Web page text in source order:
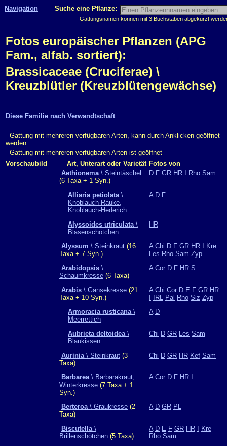
Navigation Suche eine Pflanze:
Gattungsnamen können mit 3 Buchstaben abgekürzt
Fotos europäischer Pflanzen (APG
Fam., alfab. sortiert):
Brassicaceae (Cruciferae) \
Kreuzblütler (Kreuzblütengewächse)
Diese Familie nach Verwandtschaft
Gattung mit mehreren verfügbaren Arten, kann durch Anklicken geöffnet
werden
Gattung mit mehreren verfügbaren Arten ist geöffnet
Vorschaubild
Art, Unterart oder Varietät Fotos von
Aethionema\ Steintäschel
(6 Taxa + 1 Syn.)
D F GR HR Rho Sam
Alliaria petiolata\
Knoblauch-Rauke,
Knoblauch-Hederich
A D F
Alyssoides utriculata\
Blasenschötchen
HR
Alyssum \ Steinkraut (16
Taxa + 7 Syn.)
A Chi D F GR HR
Kre
Les Rho Sam Zyp
Arabidopsis \
Schaumkresse (6 Taxa)
A Cor D F HR S
Arabis \ Gänsekresse (21
Taxa + 10 Syn.)
A Chi Cor D E F GR HR
IRL Pal Rho Siz Zyp
Armoracia rusticana\
Meerrettich
A D
Aubrieta deltoidea\
Blaukissen
Chi D GR Les Sam
Aurinia\ Steinkraut (3
Taxa)
Chi D GR HR Kef Sam
Barbarea\ Barbarakraut,
Winterkresse (7 Taxa + 1
Syn.)
A Cor D F HR
Berteroa\ Graukresse (2
Taxa)
A D GR PL
Biscutella\
Brillenschötchen (5 Taxa)
A D E F GR HR
Kre
Rho Sam